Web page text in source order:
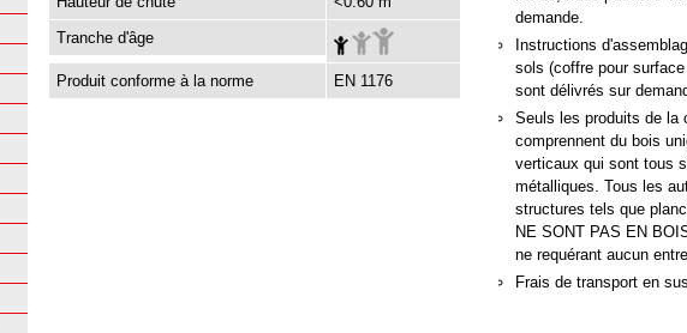
Tranche d'âge
Produit conforme à la norme EN 1176
demande.
Instructions
sols (coffre pour
sont délivrés sur
Seuls les produits de la
comprennent du bois
verticaux qui sont tous
métalliques. Tous les
structures tels que
NE SONT PAS EN
ne requérant aucun
Frais de transport en